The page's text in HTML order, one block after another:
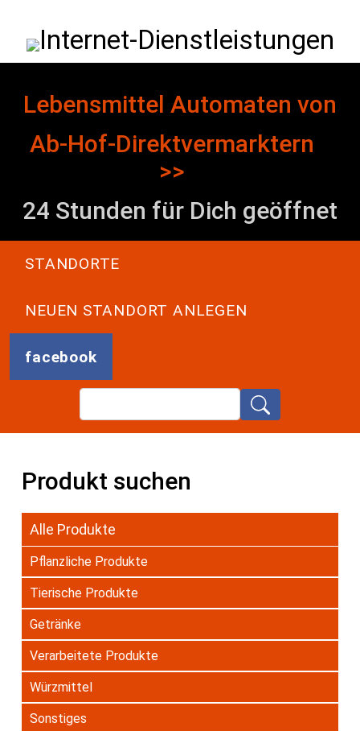
Internet-Dienstleistungen
Lebensmittel Automaten von
Ab-Hof-Direktvermarktern
>>
24 Stunden für Dich geöffnet
STANDORTE
NEUEN STANDORT ANLEGEN
facebook
Search
Produkt suchen
Alle Produkte
Pflanzliche Produkte
Tierische Produkte
Getränke
Verarbeitete Produkte
Würzmittel
Sonstiges